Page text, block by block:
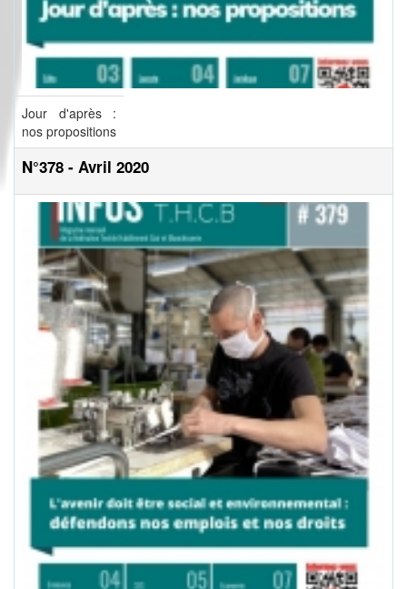
Jour d'après :
nos propositions
N°378 - Avril 2020